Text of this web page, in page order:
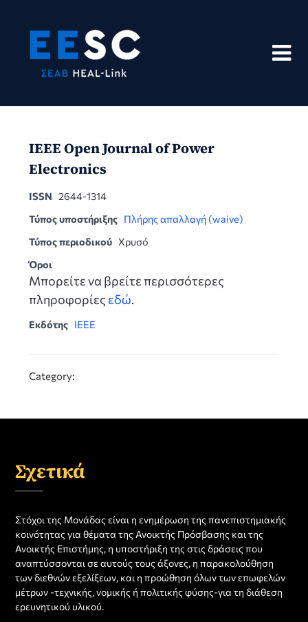
content
IEEE Open Journal of Power
Electronics
ISSN 2644-1314
Τύπος υποστήριξης Πλήρης απαλλαγή (waive)
Τύπος περιοδικού Χρυσό
Όροι
Μπορείτε να βρείτε περισσότερες
πληροφορίες εδώ.
Εκδότης IEEE
Category:
Σχετικά
Στόχοι της Μονάδας είναι η ενημέρωση της πανεπιστημιακής
κοινότητας για θέματα της Ανοικτής Πρόσβασης και της
Ανοικτής Επιστήμης, η υποστήριξη της στις δράσεις που
αναπτύσσονται σε αυτούς τους άξονες, η παρακολούθηση
των διεθνών εξελίξεων, και η προώθηση όλων των επωφελών
μέτρων -τεχνικής, νομικής ή πολιτικής φύσης-για τη διάθεση
ερευνητικού υλικού.